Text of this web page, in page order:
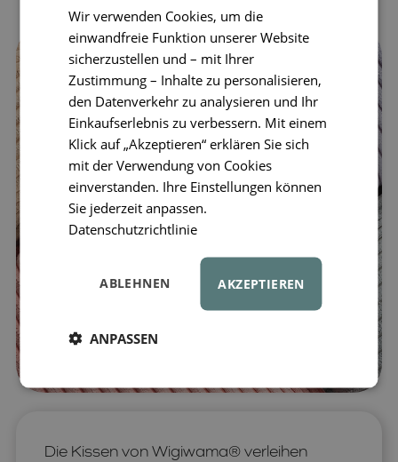
Die Kissen von Wigiwama® verleihen
Wir verwenden Cookies, um die
einwandfreie Funktion unserer Website
sicherzustellen und – mit Ihrer
Zustimmung – Inhalte zu personalisieren,
den Datenverkehr zu analysieren und Ihr
Einkaufserlebnis zu verbessern. Mit einem
Klick auf „Akzeptieren“ erklären Sie sich
mit der Verwendung von Cookies
einverstanden. Ihre Einstellungen können
Sie jederzeit anpassen.
Datenschutzrichtlinie
AKZEPTIEREN
ABLEHNEN
ANPASSEN